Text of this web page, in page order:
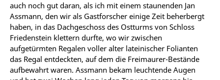
auch noch gut daran, als ich mit einem staunenden Jan
Assmann, den wir als Gastforscher einige Zeit beherbergt
haben, in das Dachgeschoss des Ostturms von Schloss
Friedenstein klettern durfte, wo wir zwischen
aufgetürmten Regalen voller alter lateinischer Folianten
das Regal entdeckten, auf dem die Freimaurer-Bestände
aufbewahrt waren. Assmann bekam leuchtende Augen